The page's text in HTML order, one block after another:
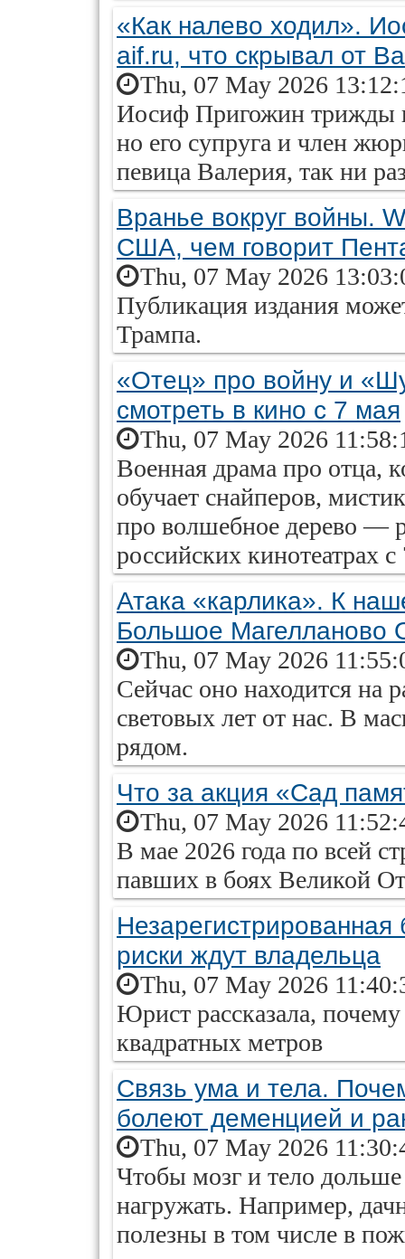
«Как налево ходил».
aif.ru, что скрывал от
Thu, 07 May 2026
Иосиф Пригожин трижды
но его супруга и член
певица Валерия, так ни
Вранье вокруг войны.
США, чем говорит
Thu, 07 May 2026
Публикация издания
Трампа.
«Отец» про войну и
смотреть в кино с 7 мая
Thu, 07 May 2026
Военная драма про отца,
обучает снайперов,
про волшебное дерево —
российских кинотеатрах
Атака «карлика». К
Большое Магелланово
Thu, 07 May 2026
Сейчас оно находится на
световых лет от нас. В
рядом.
Что за акция «Сад
Thu, 07 May 2026
В мае 2026 года по всей
павших в боях Великой
Незарегистрированная
риски ждут владельца
Thu, 07 May 2026
Юрист рассказала,
квадратных метров
Связь ума и тела.
болеют деменцией и
Thu, 07 May 2026
Чтобы мозг и тело
нагружать. Например,
полезны в том числе в